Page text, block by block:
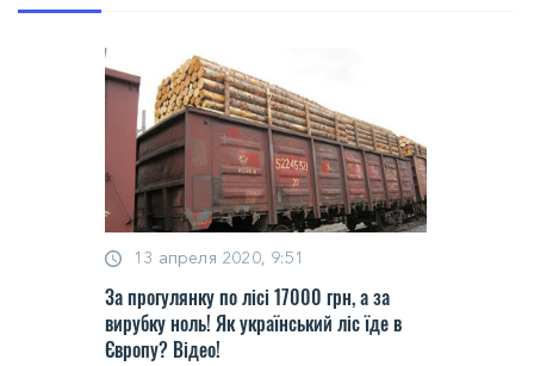
13 апреля 2020, 9:51
За прогулянку по лісі 17000 грн, а за
вирубку ноль! Як український ліс їде в
Європу? Відео!